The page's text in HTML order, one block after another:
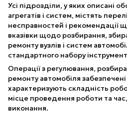
Усі підрозділи, у яких описані
агрегатів і систем, містять
несправностей і рекомендації
вказівки щодо розбирання,
ремонту вузлів і систем
стандартного набору
Операції з регулювання,
ремонту автомобіля
характеризують складність
місце проведення роботи та
виконання.